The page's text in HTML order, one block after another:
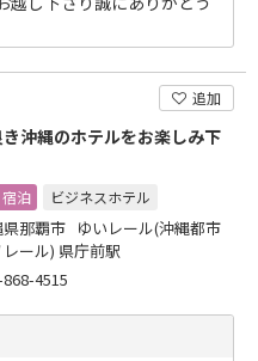
追加
沖縄のホテルをお楽しみ下
泊 ビジネスホテル
県那覇市 ゆいレール(沖縄都市
ール) 県庁前駅
4515